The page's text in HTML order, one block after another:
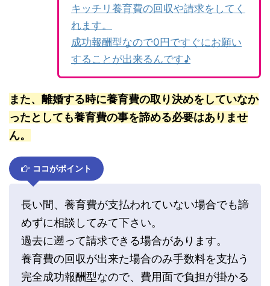
キッチリ養育費の回収や請求をしてく
れます。
成功報酬型なので0円ですぐにお願い
することが出来るんです♪
また、離婚する時に養育費の取り決めをしていなか
ったとしても養育費の事を諦める必要はありませ
ん。
ココがポイント
長い間、養育費が支払われていない場合でも諦
めずに相談してみて下さい。
過去に遡って請求できる場合があります。
養育費の回収が出来た場合のみ手数料を支払う
完全成功報酬型なので、費用面で負担が掛かる